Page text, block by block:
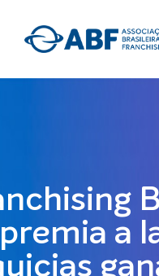
premia a